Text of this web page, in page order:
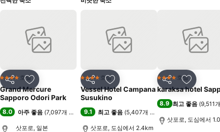
공유 즐겨찾기에 추가
4 성급 호텔
Grand Mercure
Sapporo Odori Park
8.0 아주 좋음 (7,097개 평점)
삿포로, 일본
공유 즐겨찾기에 추가
4 성급 호텔
Vessel Hotel Campana
Susukino
9.1 최고 좋음 (5,407개 평점
삿포로, 도심에서 2.4km
공유 즐겨찾기
4 성급 호텔
karaksa hotel
8.9 최고 좋음 (9,511
삿포로, 도심에서